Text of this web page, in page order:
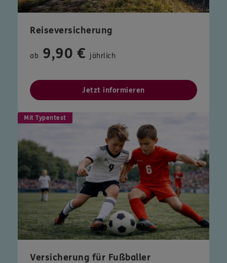
Reiseversicherung
ab 9,90 € jährlich
Jetzt informieren
Mit Typentest
Versicherung für Fußballer